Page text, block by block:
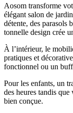
Aosom transforme
élégant salon de
détente, des parasols
tonnelle design crée
À l’intérieur, le
pratiques et
fonctionnel ou un
Pour les enfants, un
des heures tandis
bien conçue.